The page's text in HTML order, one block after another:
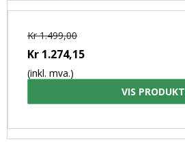
Kr 1.499,00
Kr 1.274,15
(inkl. mva.)
VIS PRODUKT